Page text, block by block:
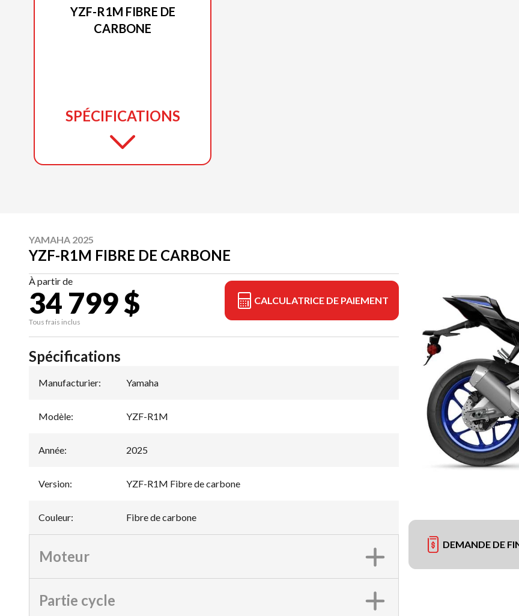
YZF-R1M FIBRE DE
CARBONE
SPÉCIFICATIONS
YAMAHA 2025
YZF-R1M FIBRE DE CARBONE
À partir de
34 799 $
Tous frais inclus
CALCULATRICE DE PAIEMENT
DEMANDE DE
Spécifications
Manufacturier: Yamaha
Modèle: YZF-R1M
Année: 2025
Version: YZF-R1M Fibre de carbone
Couleur: Fibre de carbone
Moteur
Partie cycle